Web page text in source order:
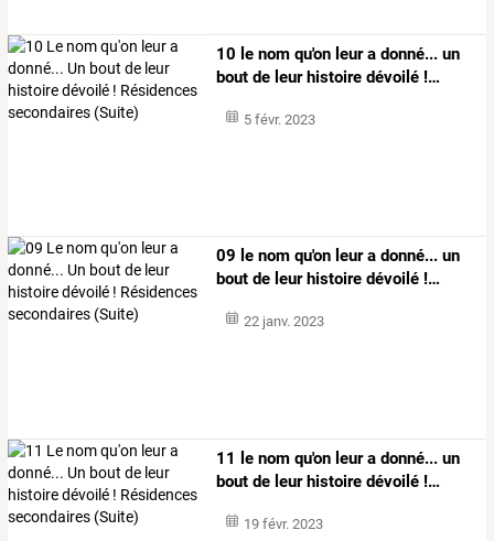
10 le nom qu'on leura donné... un
bout de leurhistoire dévoilé !…
5 févr. 2023
09 le nom qu'on leura donné... un
bout de leurhistoire dévoilé !…
22 janv. 2023
11 le nom qu'on leura donné... un
bout de leurhistoire dévoilé !…
19 févr. 2023